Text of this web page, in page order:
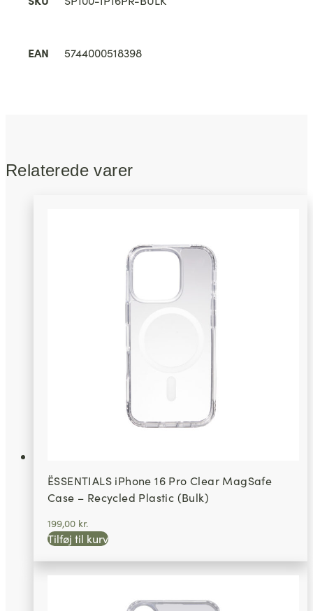
EAN 5744000518398
Relaterede varer
ËSSENTIALS iPhone 16 Pro Clear MagSafe
Case – Recycled Plastic (Bulk)
199,00 kr.
Tilføj til kurv